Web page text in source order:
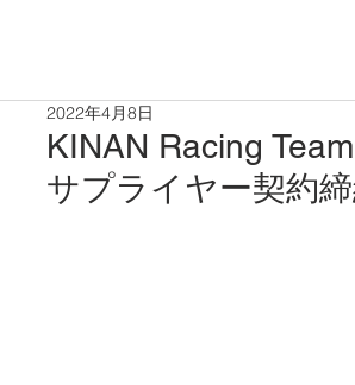
KINAN Racing
サプライヤー契約
2022年4月8日